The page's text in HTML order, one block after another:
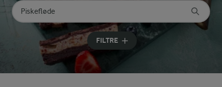
Søg på kategori
Indtast søgeord for at søge
FILTRE